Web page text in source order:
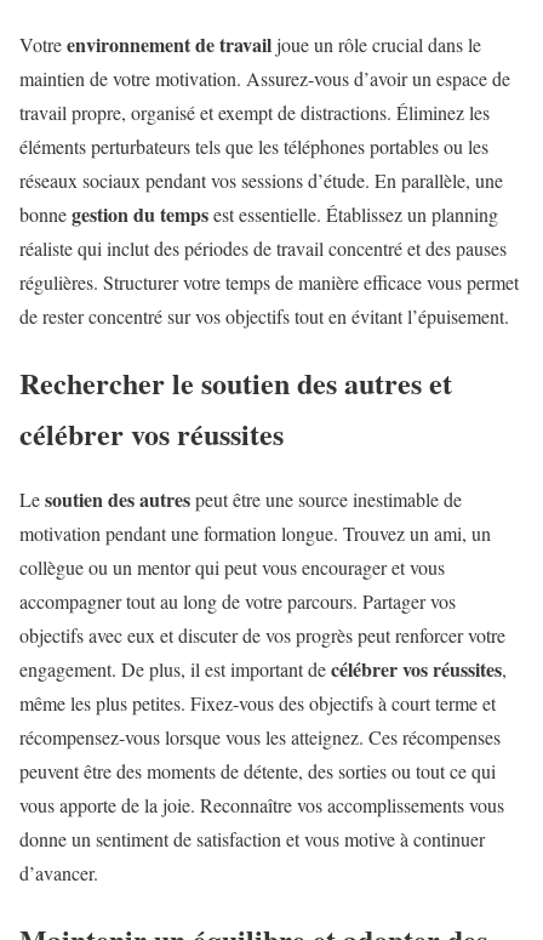
Votreenvironnement de travailjoue un rôle crucial dans le
maintien de votre motivation. Assurez-vous d’avoir un espace de
travail propre, organisé et exempt de distractions. Éliminez les
éléments perturbateurs tels que les téléphones portables ou les
réseaux sociaux pendant vos sessions d’étude. En parallèle, une
bonnegestion du tempsest essentielle. Établissez un planning
réaliste qui inclut des périodes de travail concentré et des pauses
régulières. Structurer votre temps de manière efficace vous permet
de rester concentré sur vos objectifs tout en évitant l’épuisement.
Rechercher le soutien des autres et
célébrer vos réussites
Lesoutien des autrespeut être une source inestimable de
motivation pendant une formation longue. Trouvez un ami, un
collègue ou un mentor qui peut vous encourager et vous
accompagner tout au long de votre parcours. Partager vos
objectifs avec eux et discuter de vos progrès peut renforcer votre
engagement. De plus, il est important decélébrer vos réussites,
même les plus petites. Fixez-vous des objectifs à court terme et
récompensez-vous lorsque vous les atteignez. Ces récompenses
peuvent être des moments de détente, des sorties ou tout ce qui
vous apporte de la joie. Reconnaître vos accomplissements vous
donne un sentiment de satisfaction et vous motive à continuer
d’avancer.